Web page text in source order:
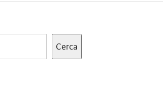
Cerca